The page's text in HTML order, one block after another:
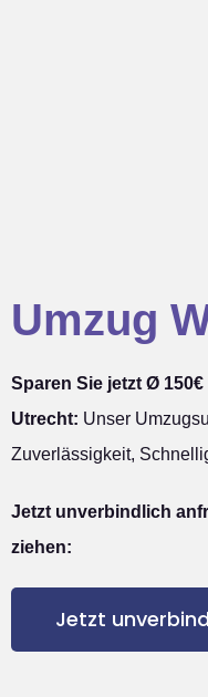
Umzug
Sparen Sie jetzt Ø
Utrecht: Unser
Zuverlässigkeit,
Jetzt unverbindlich
ziehen:
Jetzt